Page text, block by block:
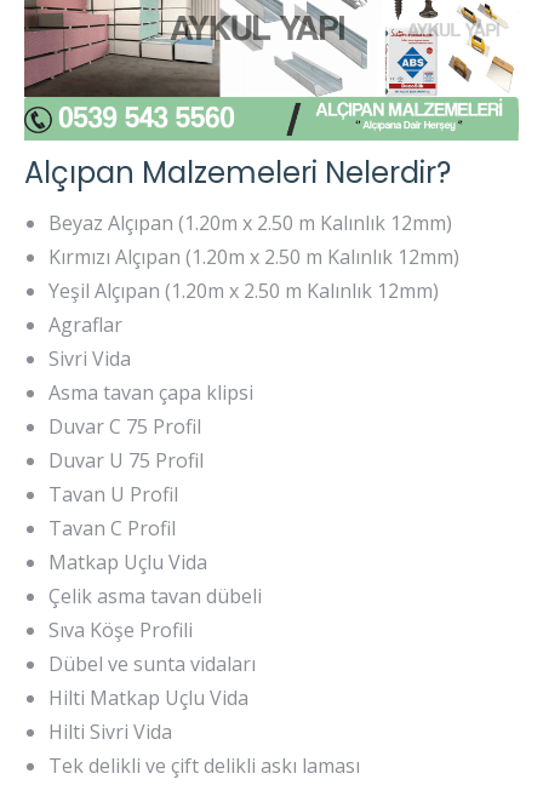
Alçıpan Malzemeleri Nelerdir?
Beyaz Alçıpan (1.20m x 2.50 m Kalınlık 12mm)
Kırmızı Alçıpan (1.20m x 2.50 m Kalınlık 12mm)
Yeşil Alçıpan (1.20m x 2.50 m Kalınlık 12mm)
Agraflar
Sivri Vida
Asma tavan çapa klipsi
Duvar C 75 Profil
Duvar U 75 Profil
Tavan U Profil
Tavan C Profil
Matkap Uçlu Vida
Çelik asma tavan dübeli
Sıva Köşe Profili
Dübel ve sunta vidaları
Hilti Matkap Uçlu Vida
Hilti Sivri Vida
Tek delikli ve çift delikli askı laması